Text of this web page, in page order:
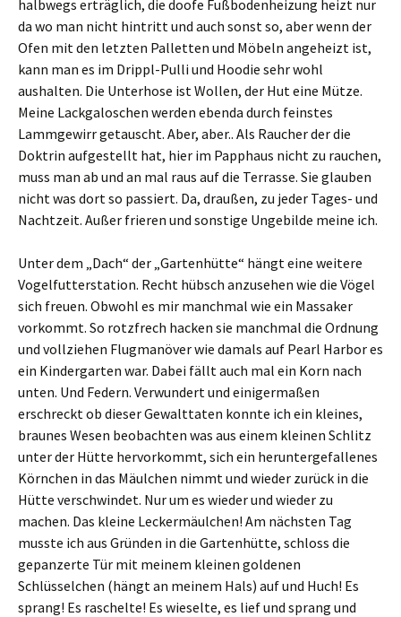
halbwegs erträglich, die doofe Fußbodenheizung heizt nur
da wo man nicht hintritt und auch sonst so, aber wenn der
Ofen mit den letzten Palletten und Möbeln angeheizt ist,
kann man es im Drippl-Pulli und Hoodie sehr wohl
aushalten. Die Unterhose ist Wollen, der Hut eine Mütze.
Meine Lackgaloschen werden ebenda durch feinstes
Lammgewirr getauscht. Aber, aber.. Als Raucher der die
Doktrin aufgestellt hat, hier im Papphaus nicht zu rauchen,
muss man ab und an mal raus auf die Terrasse. Sie glauben
nicht was dort so passiert. Da, draußen, zu jeder Tages- und
Nachtzeit. Außer frieren und sonstige Ungebilde meine ich.
Unter dem „Dach“ der „Gartenhütte“ hängt eine weitere
Vogelfutterstation. Recht hübsch anzusehen wie die Vögel
sich freuen. Obwohl es mir manchmal wie ein Massaker
vorkommt. So rotzfrech hacken sie manchmal die Ordnung
und vollziehen Flugmanöver wie damals auf Pearl Harbor es
ein Kindergarten war. Dabei fällt auch mal ein Korn nach
unten. Und Federn. Verwundert und einigermaßen
erschreckt ob dieser Gewalttaten konnte ich ein kleines,
braunes Wesen beobachten was aus einem kleinen Schlitz
unter der Hütte hervorkommt, sich ein heruntergefallenes
Körnchen in das Mäulchen nimmt und wieder zurück in die
Hütte verschwindet. Nur um es wieder und wieder zu
machen. Das kleine Leckermäulchen! Am nächsten Tag
musste ich aus Gründen in die Gartenhütte, schloss die
gepanzerte Tür mit meinem kleinen goldenen
Schlüsselchen (hängt an meinem Hals) auf und Huch! Es
sprang! Es raschelte! Es wieselte, es lief und sprang und